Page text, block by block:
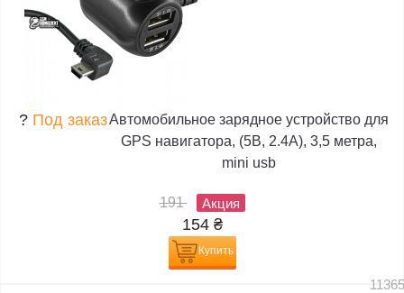
? Под заказАвтомобильное зарядное устройство для
GPS навигатора, (5В, 2.4А), 3,5 метра,
mini usb
191 Акция
154 ₴
Купить